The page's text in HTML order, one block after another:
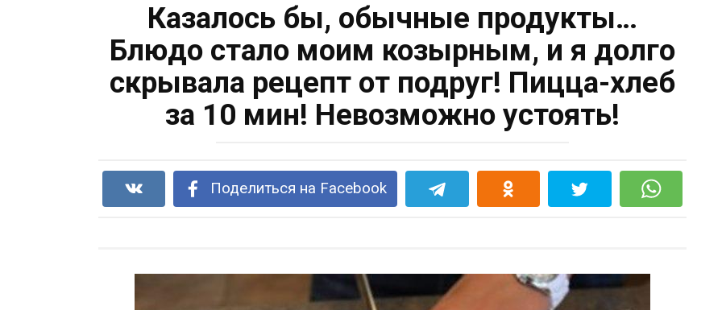
Казалось бы, обычные продукты…
Блюдо стало моим козырным, и я долго
скрывала рецепт от подруг! Пицца-хлеб
за 10 мин! Невозможно устоять!
Поделиться на Facebook